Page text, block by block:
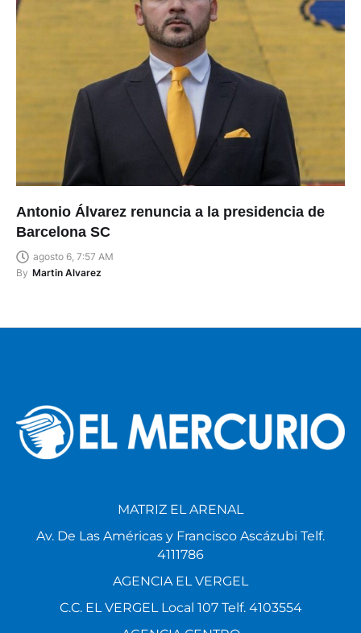
Antonio Álvarez renuncia a la presidencia de
Barcelona SC
agosto 6, 7:57 AM
By Martin Alvarez
MATRIZ EL ARENAL
Av. De Las Américas y Francisco Ascázubi Telf.
4111786
AGENCIA EL VERGEL
C.C. EL VERGEL Local 107 Telf. 4103554